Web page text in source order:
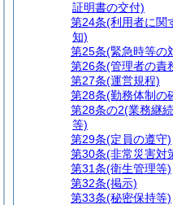
証明書の交付)
第24条(利用者に関
知)
第25条(緊急時等の
第26条(管理者の責
第27条(運営規程)
第28条(勤務体制の
第28条の2(業務継
等)
第29条(定員の遵守)
第30条(非常災害対
第31条(衛生管理等)
第32条(掲示)
第33条(秘密保持等)